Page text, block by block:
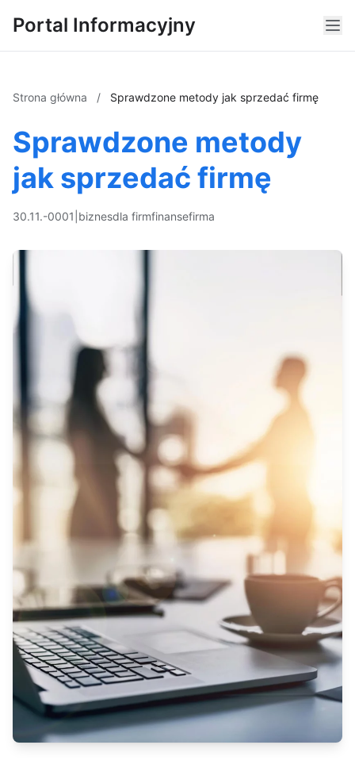
Portal Informacyjny
Strona główna / Sprawdzone metody jak sprzedać firmę
Sprawdzone metody
jak sprzedać firmę
30.11.-0001 biznesdla firmfinansefirma